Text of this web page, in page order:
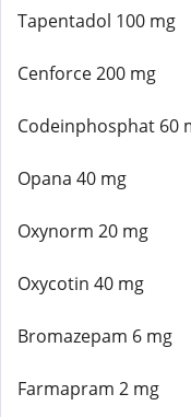
Tapentadol 100 mg
Cenforce 200 mg
Codeinphosphat 60
Opana 40 mg
Oxynorm 20 mg
Oxycotin 40 mg
Bromazepam 6 mg
Farmapram 2 mg